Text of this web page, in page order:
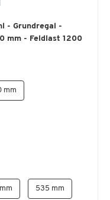
- Grundregal -
mm - Feldlast 1200
mm
535 mm